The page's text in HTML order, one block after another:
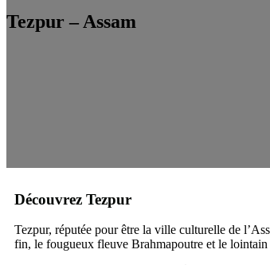
Tezpur – Assam
Découvrez Tezpur
Tezpur, réputée pour être la ville culturelle de
fin, le fougueux fleuve Brahmapoutre et le